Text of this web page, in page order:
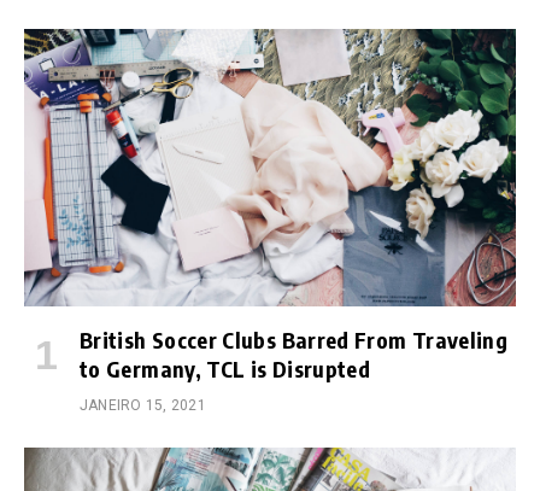
British Soccer Clubs Barred From Traveling
to Germany, TCL is Disrupted
JANEIRO 15, 2021